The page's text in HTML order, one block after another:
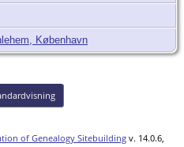
København
of Genealogy Sitebuildingv. 14.0.6,